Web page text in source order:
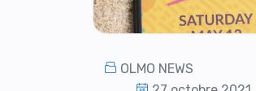
OLMO NEWS